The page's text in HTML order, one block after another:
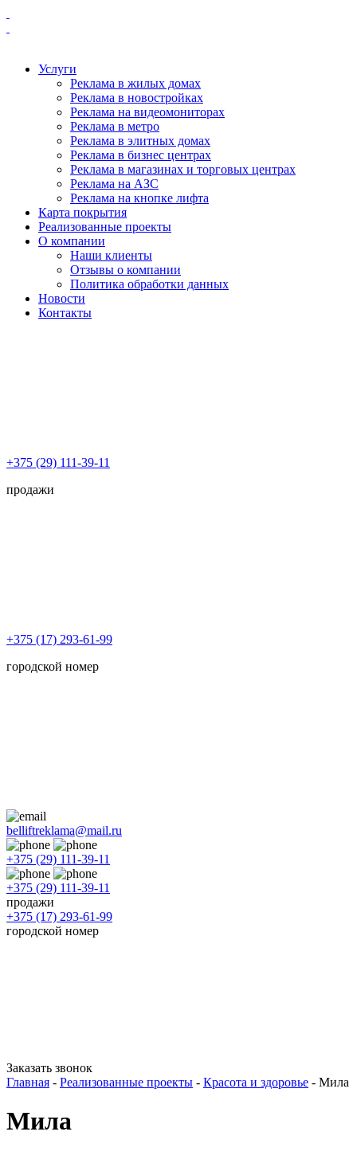
Услуги
Реклама в жилых домах
Реклама в новостройках
Реклама на видеомониторах
Реклама в метро
Реклама в элитных домах
Реклама в бизнес центрах
Реклама в магазинах и торговых центрах
Реклама на АЗС
Реклама на кнопке лифта
Карта покрытия
Реализованные проекты
О компании
Наши клиенты
Отзывы о компании
Политика обработки данных
Новости
Контакты
+375 (29) 111-39-11
продажи
+375 (17) 293-61-99
городской номер
belliftreklama@mail.ru
+375 (29) 111-39-11
+375 (29) 111-39-11
продажи
+375 (17) 293-61-99
городской номер
Заказать звонок
Главная - Реализованные проекты - Красота и здоровье - Мила
Мила